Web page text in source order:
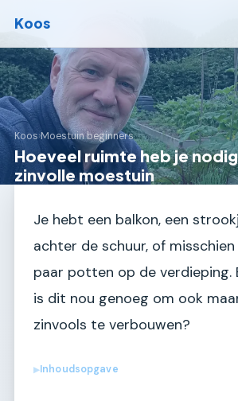
Koos
Koos›Moestuin beginners
Hoeveel ruimte heb je
zinvolle moestuin
Je hebt een balkon, een
achter de schuur, of
paar potten op de verdieping.
is dit nou genoeg om ook
zinvools te verbouwen?
▶Inhoudsopgave